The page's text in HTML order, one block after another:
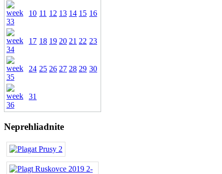
10 11 12 13 14 15 16
17 18 19 20 21 22 23
24 25 26 27 28 29 30
31
Neprehliadnite